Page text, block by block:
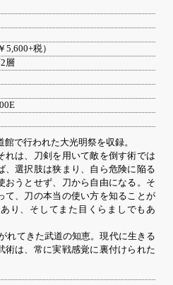
税）
層
で行われた大光明祭を収録。
れは、刀剣を用いて敵を倒す術では
、選択肢は狭まり、自ら危険に陥る
おうとせず、刀から自由になる。そ
て、刀の本当の使い方を知ることが
り、そしてまた目くらましでもあ
れてきた武道の知恵。現代に生きる
術は、常に実戦感覚に裏付けられた